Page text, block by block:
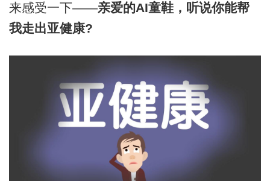
来感受一下——亲爱的AI童鞋，听说你能帮
我走出亚健康?